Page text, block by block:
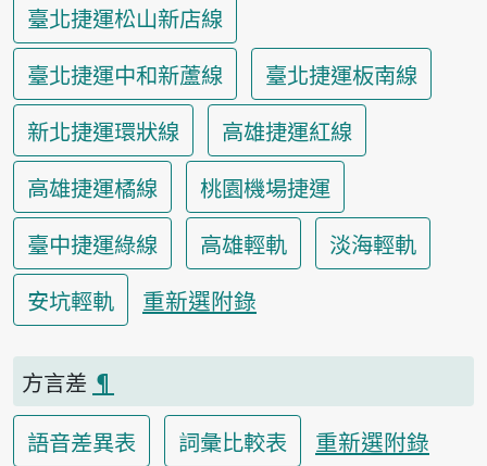
臺北捷運松山新店線
臺北捷運中和新蘆線
臺北捷運板南線
新北捷運環狀線
高雄捷運紅線
高雄捷運橘線
桃園機場捷運
臺中捷運綠線
高雄輕軌
淡海輕軌
安坑輕軌
重新選附錄
方言差 ¶
語音差異表
詞彙比較表 重新選附錄